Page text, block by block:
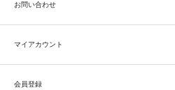
お問い合わせ
マイアカウント
会員登録